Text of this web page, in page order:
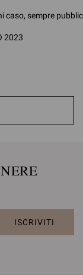
caso, sempre
2023
ISCRIVITI